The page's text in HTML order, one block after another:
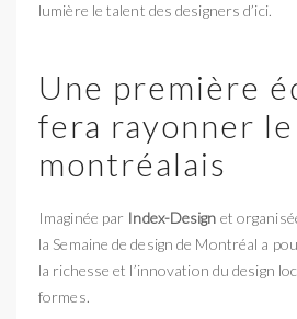
lumière le talent des designers d’ici.
Une première
fera rayonner
montréalais
Imaginée par Index-Design et
la Semaine de design de Montréal a
la richesse et l’innovation du design
formes.